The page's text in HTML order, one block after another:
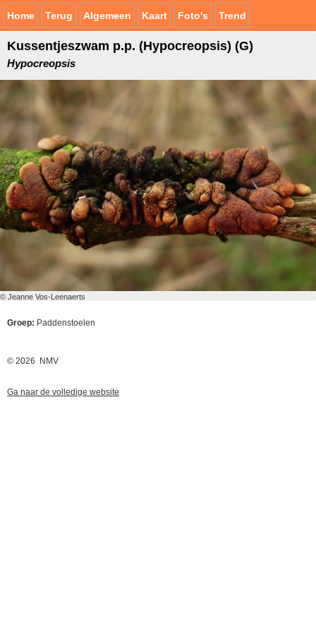
Home Terug Algemeen Kaart Foto's Trend
Kussentjeszwam p.p. (Hypocreopsis) (G)
Hypocreopsis
© Jeanne Vos-Leenaerts
Groep: Paddenstoelen
© 2026 NMV
Ga naar de volledige website